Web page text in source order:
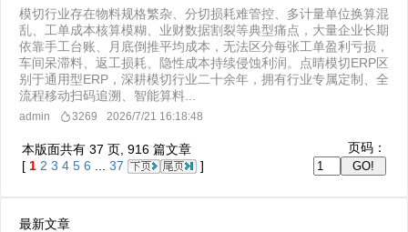
模切行业存在物料规格繁杂、分切损耗难管控、多计量单位换算混
乱、工单成本核算模糊、业财数据割裂等典型痛点，大量企业长期
依靠手工台账、月底倒推平均成本，无法区分每张工单盈利亏损，
车间呆滞料、返工损耗、隐性成本持续侵蚀利润。点晴模切ERP区
别于通用型ERP，深耕模切行业二十余年，拥有行业专属定制、全
流程移动扫码追溯、智能算料...
admin 3269 2026/7/21 16:18:48
本版面共有 37 页, 916 篇文章
[ 1 2 3 4 5 6 37 ]
页码：
最新文章